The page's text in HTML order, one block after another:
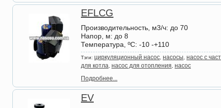
EFLCG
Производительность, м3/ч: до 70
Напор, м: до 8
Температура, ºС: -10 -+110
Тэги: циркуляционный насос насосы насос с
для котла насос для отопления насос
Подробнее...
EV